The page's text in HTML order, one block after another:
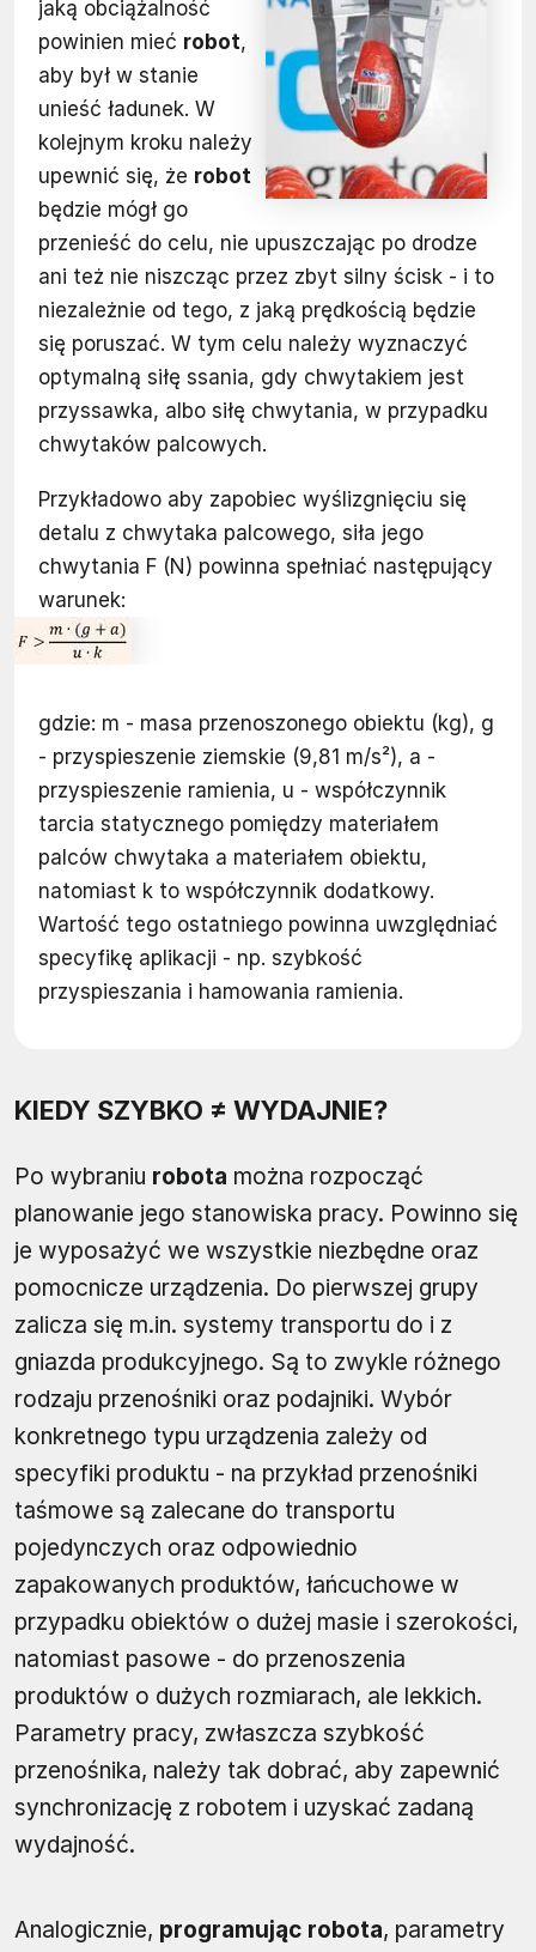
jaką obciążalność
powinien mieć robot,
aby był w stanie
unieść ładunek. W
kolejnym kroku należy
upewnić się, że robot
będzie mógł go
przenieść do celu, nie upuszczając po drodze
ani też nie niszcząc przez zbyt silny ścisk - i to
niezależnie od tego, z jaką prędkością będzie
się poruszać. W tym celu należy wyznaczyć
optymalną siłę ssania, gdy chwytakiem jest
przyssawka, albo siłę chwytania, w przypadku
chwytaków palcowych.
Przykładowo aby zapobiec wyślizgnięciu się
detalu z chwytaka palcowego, siła jego
chwytania F (N) powinna spełniać następujący
warunek:
gdzie: m - masa przenoszonego obiektu (kg), g
- przyspieszenie ziemskie (9,81 m/s²), a -
przyspieszenie ramienia, u - współczynnik
tarcia statycznego pomiędzy materiałem
palców chwytaka a materiałem obiektu,
natomiast k to współczynnik dodatkowy.
Wartość tego ostatniego powinna uwzględniać
specyfikę aplikacji - np. szybkość
przyspieszania i hamowania ramienia.
KIEDY SZYBKO ≠ WYDAJNIE?
Po wybraniu robota można rozpocząć
planowanie jego stanowiska pracy. Powinno się
je wyposażyć we wszystkie niezbędne oraz
pomocnicze urządzenia. Do pierwszej grupy
zalicza się m.in. systemy transportu do i z
gniazda produkcyjnego. Są to zwykle różnego
rodzaju przenośniki oraz podajniki. Wybór
konkretnego typu urządzenia zależy od
specyfiki produktu - na przykład przenośniki
taśmowe są zalecane do transportu
pojedynczych oraz odpowiednio
zapakowanych produktów, łańcuchowe w
przypadku obiektów o dużej masie i szerokości,
natomiast pasowe - do przenoszenia
produktów o dużych rozmiarach, ale lekkich.
Parametry pracy, zwłaszcza szybkość
przenośnika, należy tak dobrać, aby zapewnić
synchronizację z robotem i uzyskać zadaną
wydajność.
Analogicznie, programując robota, parametry